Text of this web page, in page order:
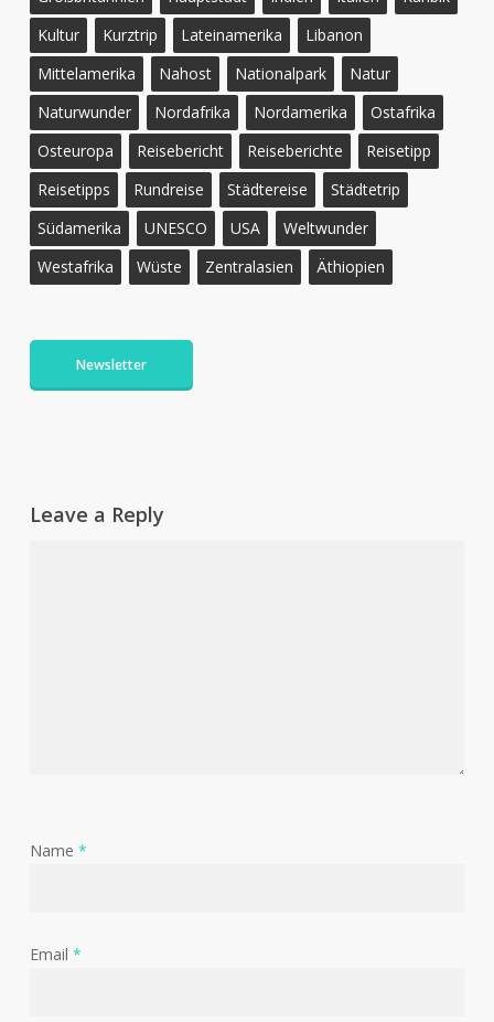
Kultur
Kurztrip Lateinamerika
Libanon
Mittelamerika
Nahost Nationalpark
Natur
Naturwunder
Nordafrika Nordamerika
Ostafrika
Osteuropa
Reisebericht Reiseberichte
Reisetipp
Reisetipps
Rundreise Städtereise
Städtetrip
Südamerika
UNESCO USA
Weltwunder
Westafrika
Wüste Zentralasien Äthiopien
Newsletter
Leave a Reply
Name *
Email *